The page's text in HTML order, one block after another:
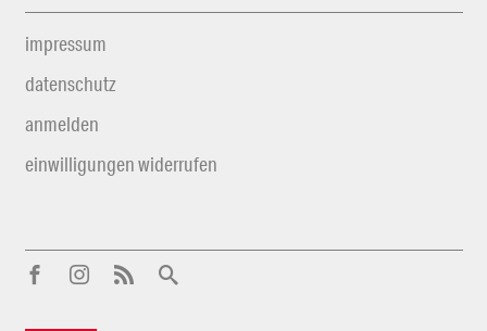
impressum
datenschutz
anmelden
einwilligungen widerrufen